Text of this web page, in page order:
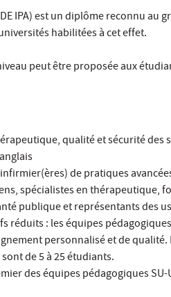
IPA) est un diplôme reconnu au
habilitées à cet effet.
peut être proposée aux
qualité et sécurité des
de pratiques
spécialistes en thérapeutique,
publique et représentants des
: les équipes
personnalisé et de qualité.
de 5 à 25 étudiants.
des équipes pédagogiques SU-